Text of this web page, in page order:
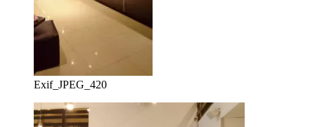
Exif_JPEG_420